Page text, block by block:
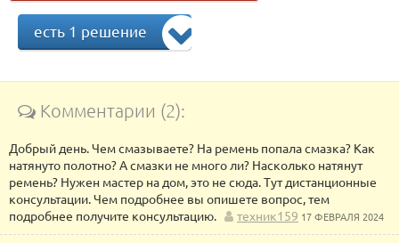
есть 1 решение
Комментарии (2):
Добрый день. Чем смазываете? На ремень попала смазка? Как
натянуто полотно? А смазки не много ли? Насколько натянут
ремень? Нужен мастер на дом, это не сюда. Тут дистанционные
консультации. Чем подробнее вы опишете вопрос, тем
подробнее получите консультацию.
техник159 17 ФЕВРАЛЯ 2024